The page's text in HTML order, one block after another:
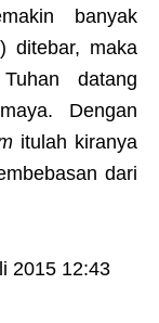
banyak
ditebar, maka
datang
Dengan
itulah kiranya
dari
2015 12:43